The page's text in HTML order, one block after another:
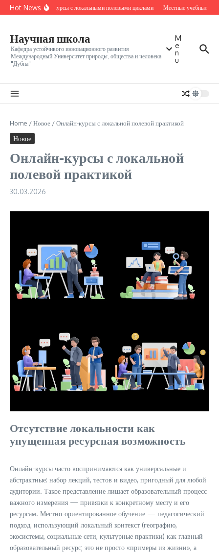
Перейти к содержанию
Hot NewsОнлайн-курсы с локальными полевыми циклами Местные учебные
Научная школа
Кафедра устойчивого инновационного развития
Международный Университет природы, общества и человека
"Дубна"
M
e
n
u
Home /Новое /Онлайн-курсы с локальной полевой практикой
Новое
Онлайн-курсы с локальной
полевой практикой
30.03.2026
Отсутствие локальности как
упущенная ресурсная возможность
Онлайн-курсы часто воспринимаются как универсальные и
абстрактные: набор лекций, тестов и видео, пригодный для любой
аудитории. Такое представление лишает образовательный процесс
важного измерения — привязки к конкретному месту и его
ресурсам. Местно-ориентированное обучение — педагогический
подход, использующий локальный контекст (географию,
экосистемы, социальные сети, культурные практики) как главный
образовательный ресурс; это не просто «примеры из жизни», а